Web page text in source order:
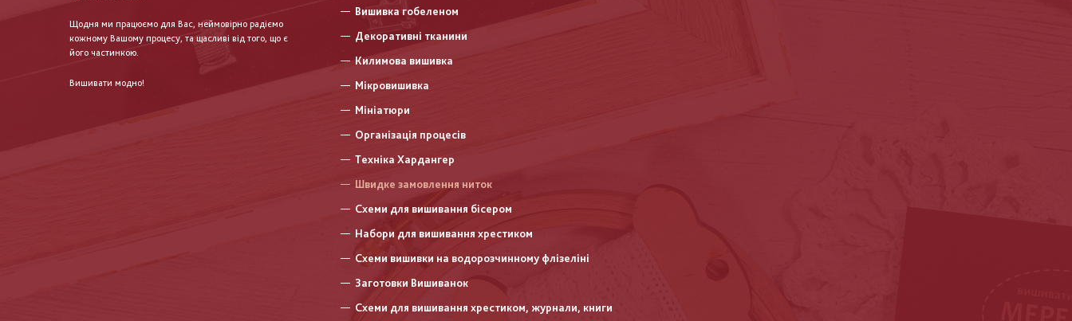
Щодня ми працюємо для Вас, неймовірно радіємо
кожному Вашому процесу, та щасливі від того, що є
його частинкою.
Вишивати модно!
Вишивка гобеленом
Декоративні тканини
Килимова вишивка
Мікровишивка
Мініатюри
Організація процесів
Техніка Хардангер
Швидке замовлення ниток
Схеми для вишивання бісером
Набори для вишивання хрестиком
Схеми вишивки на водорозчинному флізеліні
Заготовки Вишиванок
Схеми для вишивання хрестиком, журнали, книги